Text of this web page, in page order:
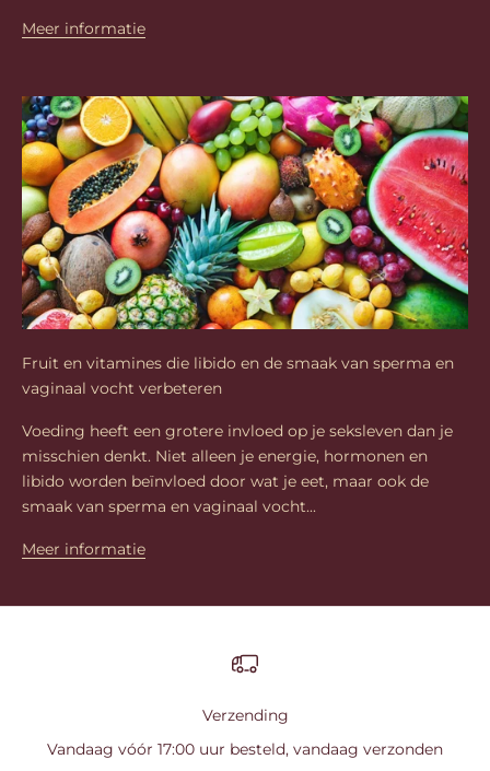
Meer informatie
Fruit en vitamines die libido en de smaak van sperma en
vaginaal vocht verbeteren
Voeding heeft een grotere invloed op je seksleven dan je
misschien denkt. Niet alleen je energie, hormonen en
libido worden beïnvloed door wat je eet, maar ook de
smaak van sperma en vaginaal vocht...
Meer informatie
Verzending
Vandaag vóór 17:00 uur besteld, vandaag verzonden